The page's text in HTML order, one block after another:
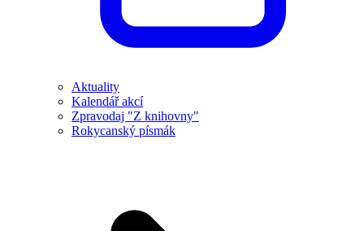
Aktuality
Kalendář akcí
Zpravodaj "Z knihovny"
Rokycanský písmák